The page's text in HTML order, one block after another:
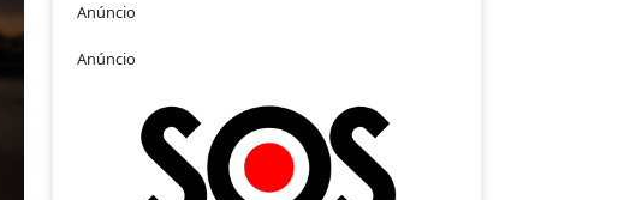
Anúncio
Anúncio